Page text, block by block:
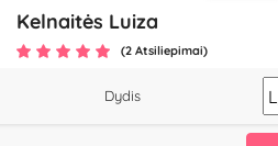
Kelnaitės Luiza
(2 Atsiliepimai)
Dydis